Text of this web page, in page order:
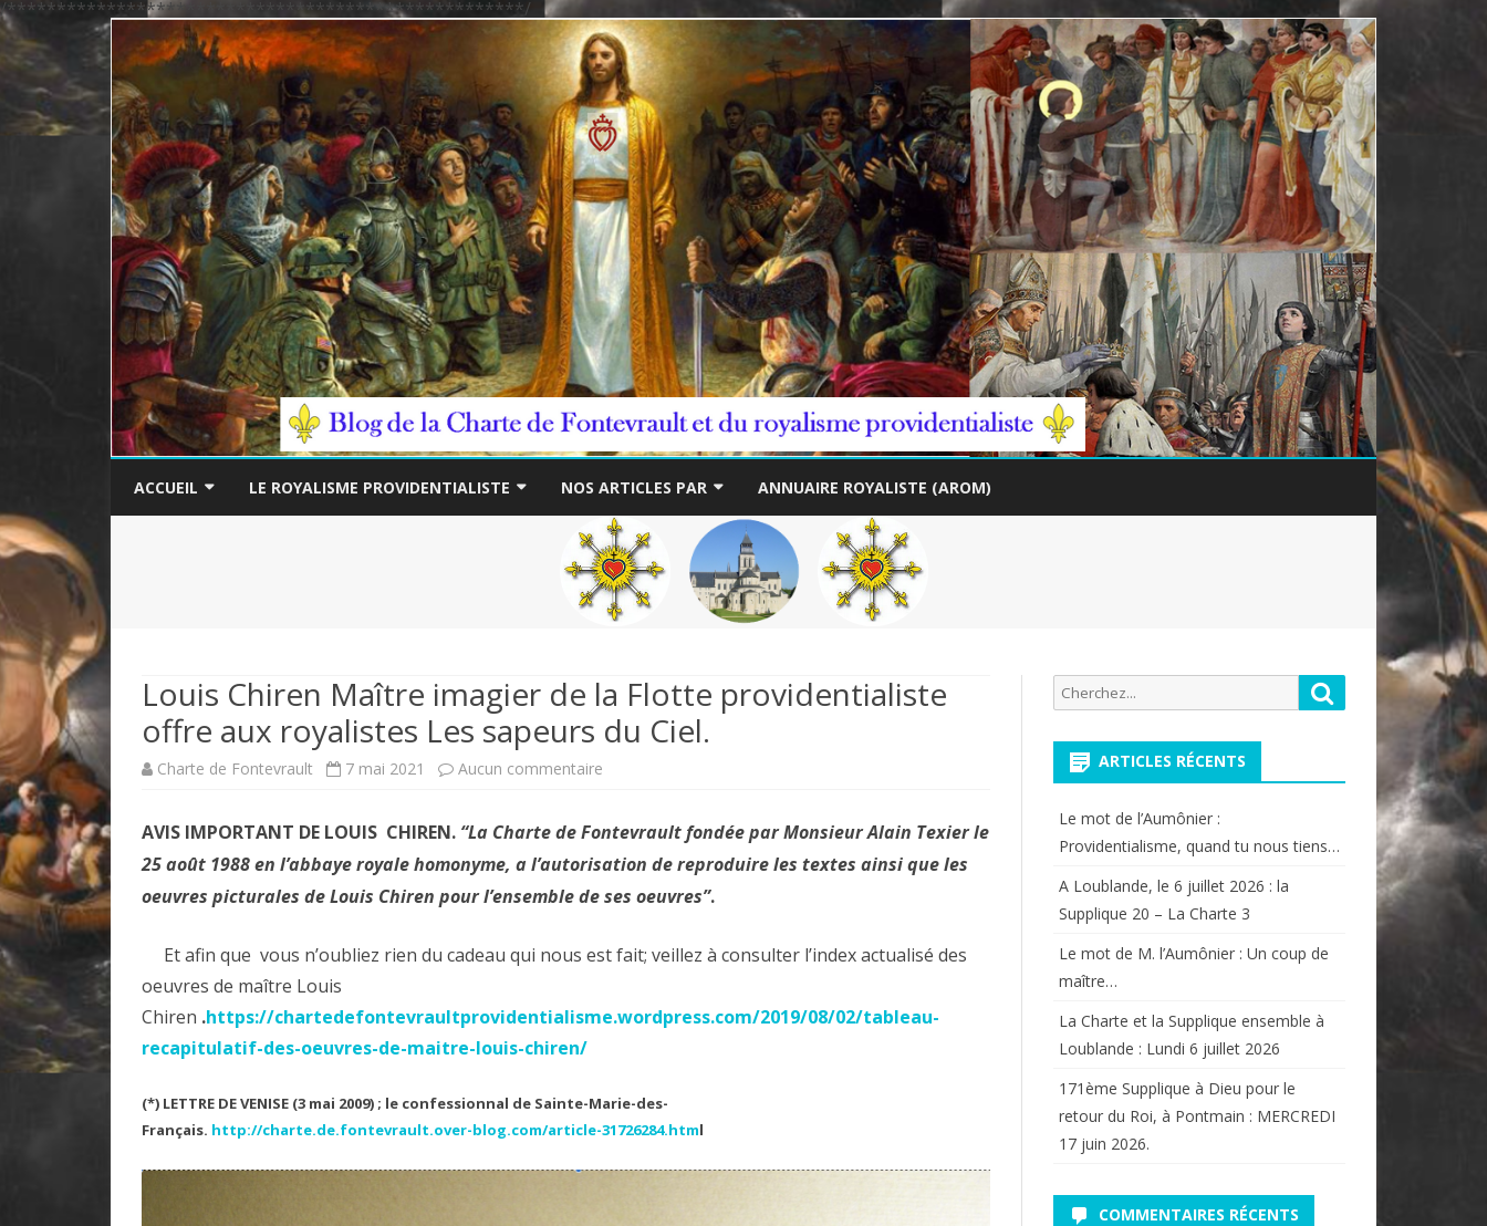
/****************************************************/
to
ACCUEIL LE ROYALISME PROVIDENTIALISTE NOS ARTICLES PAR
THÉME
AUTEUR
ANNUAIRE ROYALISTE (AROM)
Louis Chiren Maître imagier de la Flotte providentialiste
offre aux royalistes Les sapeurs du Ciel.
Charte de Fontevrault 7 mai 2021 Aucun commentaire
Chiren
de
AVIS IMPORTANT DE LOUIS CHIREN. “La Charte de Fontevrault fondée par Monsieur Alain Texier le
25 août 1988 en l’abbaye royale homonyme, a l’autorisation de reproduire les textes ainsi que les
oeuvres picturales de Louis Chiren pour l’ensemble de ses oeuvres”.
Et afin que vous n’oubliez rien du cadeau qui nous est fait; veillez à consulter l’index actualisé des
oeuvres de maître Louis
Chiren .https://chartedefontevraultprovidentialisme.wordpress.com/2019/08/02/tableau-
recapitulatif-des-oeuvres-de-maitre-louis-chiren/
(*) LETTRE DE VENISE (3 mai 2009) ; le confessionnal de Sainte-Marie-des-
Français. http://charte.de.fontevrault.over-blog.com/article-31726284.html
Recherche
pour:
Rechercher
ARTICLES RÉCENTS
Le mot de l’Aumônier :
Providentialisme, quand tu nous tiens…
A Loublande, le 6 juillet 2026 : la
Supplique 20 – La Charte 3
Le mot de M. l’Aumônier : Un coup de
maître…
La Charte et la Supplique ensemble à
Loublande : Lundi 6 juillet 2026
171ème Supplique à Dieu pour le
retour du Roi, à Pontmain : MERCREDI
17 juin 2026.
COMMENTAIRES RÉCENTS